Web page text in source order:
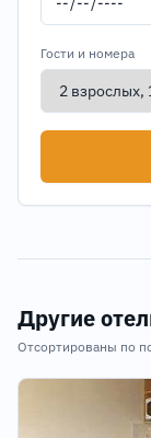
Гости и номера
Другие
Отсортированы по